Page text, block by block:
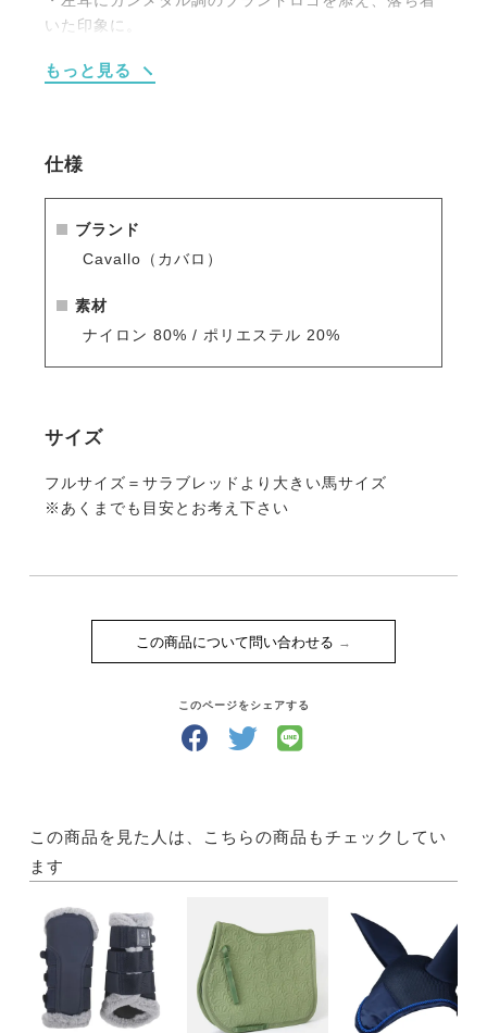
いた印象に。
※シーズン品のため入荷数が少なく再販はありません
ださい。
もっと見る
仕様
ブランド
Cavallo（カバロ）
素材
ナイロン 80% / ポリエステル 20%
サイズ
フルサイズ＝サラブレッドより大きい馬サイズ
※あくまでも目安とお考え下さい
この商品について問い合わせる
このページをシェアする
この商品を見た人は、こちらの商品もチェックしてい
ます